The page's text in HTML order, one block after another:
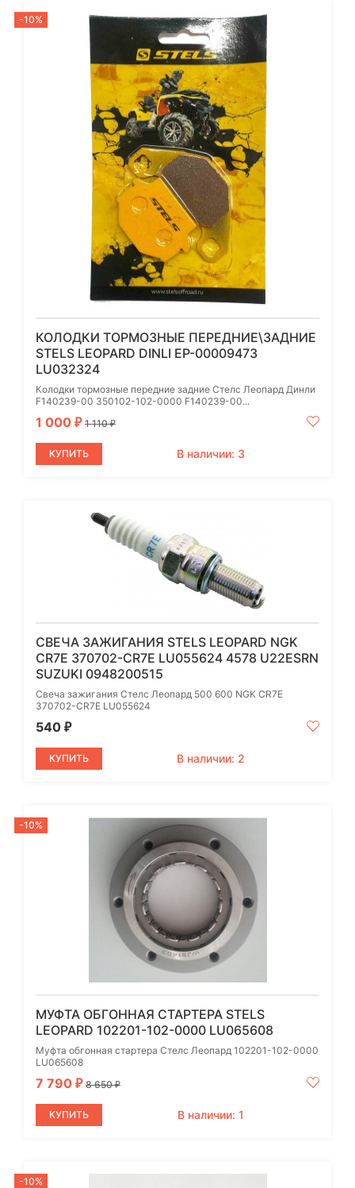
-10%
КОЛОДКИ ТОРМОЗНЫЕ ПЕРЕДНИЕ\ЗАДНИЕ
STELS LEOPARD DINLI EP-00009473
LU032324
Колодки тормозные передние задние Стелс Леопард Динли
F140239-00 350102-102-0000 F140239-00...
1 000 ₽ 1 110₽
КУПИТЬ В наличии: 3
СВЕЧА ЗАЖИГАНИЯ STELS LEOPARD NGK
CR7E 370702-CR7E LU055624 4578 U22ESRN
SUZUKI 0948200515
Свеча зажигания Стелс Леопард 500 600 NGK CR7E
370702-CR7E LU055624
540 ₽
КУПИТЬ В наличии: 2
-10%
МУФТА ОБГОННАЯ СТАРТЕРА STELS
LEOPARD 102201-102-0000 LU065608
Муфта обгонная стартера Стелс Леопард 102201-102-0000
LU065608
7 790 ₽ 8 650₽
КУПИТЬ В наличии: 1
-10%